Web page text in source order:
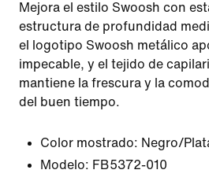
Mejora el estilo Swoosh con
estructura de profundidad
el logotipo Swoosh metálico
impecable, y el tejido de
mantiene la frescura y la
del buen tiempo.
Color mostrado: Negro/
Modelo: FB5372-010